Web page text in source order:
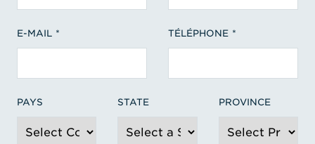
E-MAIL TÉLÉPHONE
PAYS STATE PROVINCE